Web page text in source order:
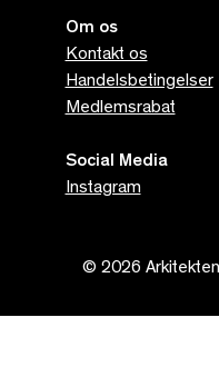
Om os
Kontakt os
Handelsbetingelser
Medlemsrabat
Social Media
Instagram
© 2026